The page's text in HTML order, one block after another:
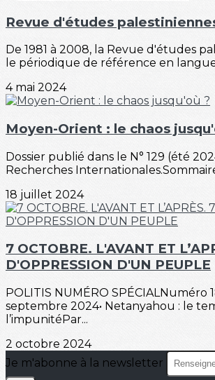
Revue d'études
De 1981 à 2008, la Revue d'études
le périodique de référence en
4 mai 2024
Moyen-Orient : le chaos
Dossier publié dans le N° 129 (été
Recherches
18 juillet 2024
7 OCTOBRE. L'AVANT ET
D'OPPRESSION D'UN PEUPLE
POLITIS NUMÉRO SPÉCIALNuméro
septembre 2024• Netanyahou : le
l’impunitéPar...
2 octobre 2024
Je m'abonne à la newsletter